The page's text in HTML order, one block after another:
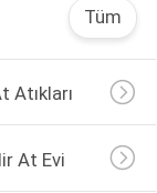
Tüm
Atıkları
At Evi